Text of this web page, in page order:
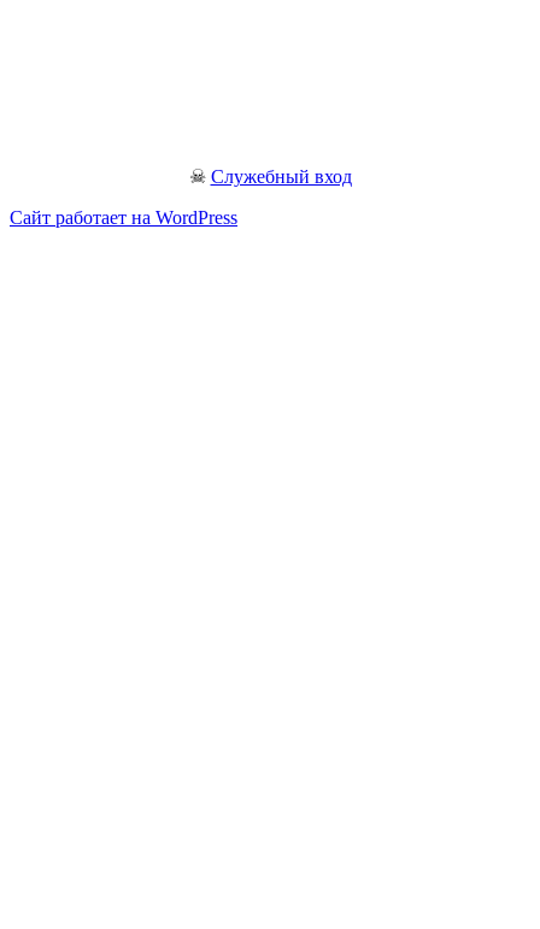
☠ Служебный вход
Сайт работает на WordPress